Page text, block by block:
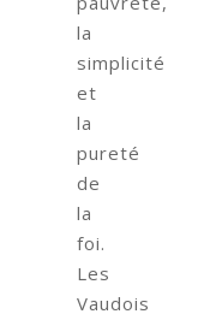
la
simplicité
et
la
pureté
de
la
foi.
Les
Vaudois